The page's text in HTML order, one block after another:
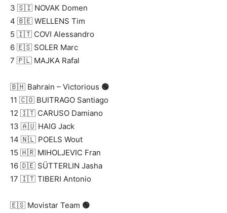
3 🇸🇮 NOVAK Domen
4 🇧🇪 WELLENS Tim
5 🇮🇹 COVI Alessandro
6 🇪🇸 SOLER Marc
7 🇵🇱 MAJKA Rafal
🇧🇭 Bahrain – Victorious 🟢
11 🇨🇴 BUITRAGO Santiago
12 🇮🇹 CARUSO Damiano
13 🇦🇺 HAIG Jack
14 🇳🇱 POELS Wout
15 🇭🇷 MIHOLJEVIC Fran
16 🇩🇪 SÜTTERLIN Jasha
17 🇮🇹 TIBERI Antonio
🇪🇸 Movistar Team 🟢